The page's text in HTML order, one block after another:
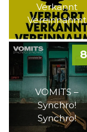
Verkannt
Vereinnahmt
VOMITS –
Synchro!
Synchro!